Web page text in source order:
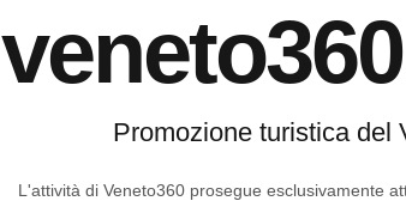
Promozione turistica del
L'attività di Veneto360 prosegue esclusivamente